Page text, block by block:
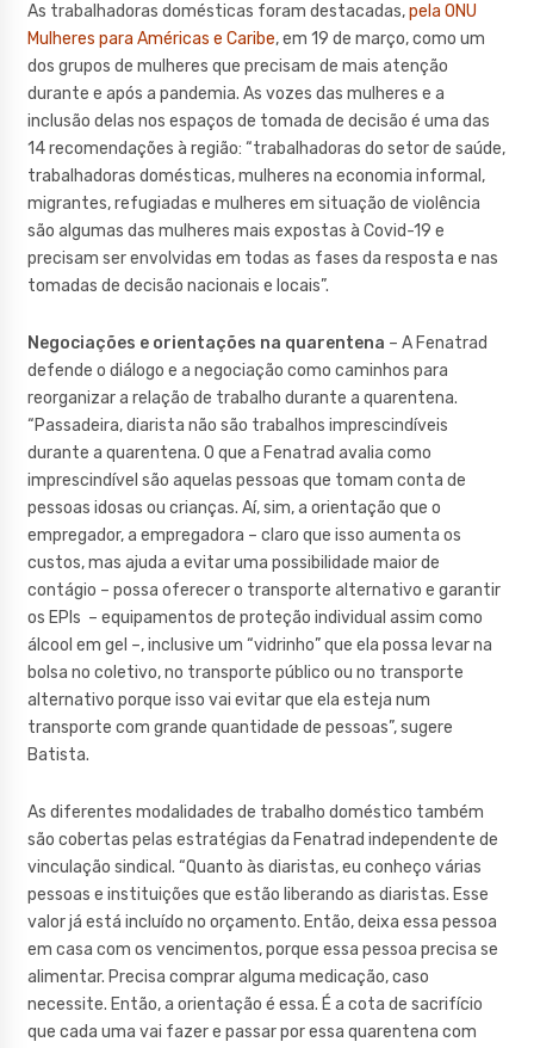
As trabalhadoras domésticas foram destacadas,pela ONU
Mulheres para Américas e Caribe, em 19 de março, como um
dos grupos de mulheres que precisam de mais atenção
durante e após a pandemia. As vozes das mulheres e a
inclusão delas nos espaços de tomada de decisão é uma das
14 recomendações à região: “trabalhadoras do setor de saúde,
trabalhadoras domésticas, mulheres na economia informal,
migrantes, refugiadas e mulheres em situação de violência
são algumas das mulheres mais expostas à Covid-19 e
precisam ser envolvidas em todas as fases da resposta e nas
tomadas de decisão nacionais e locais”.
Negociações e orientações na quarentena – A Fenatrad
defende o diálogo e a negociação como caminhos para
reorganizar a relação de trabalho durante a quarentena.
“Passadeira, diarista não são trabalhos imprescindíveis
durante a quarentena. O que a Fenatrad avalia como
imprescindível são aquelas pessoas que tomam conta de
pessoas idosas ou crianças. Aí, sim, a orientação que o
empregador, a empregadora – claro que isso aumenta os
custos, mas ajuda a evitar uma possibilidade maior de
contágio – possa oferecer o transporte alternativo e garantir
os EPIs – equipamentos de proteção individual assim como
álcool em gel –, inclusive um “vidrinho” que ela possa levar na
bolsa no coletivo, no transporte público ou no transporte
alternativo porque isso vai evitar que ela esteja num
transporte com grande quantidade de pessoas”, sugere
Batista.
As diferentes modalidades de trabalho doméstico também
são cobertas pelas estratégias da Fenatrad independente de
vinculação sindical. “Quanto às diaristas, eu conheço várias
pessoas e instituições que estão liberando as diaristas. Esse
valor já está incluído no orçamento. Então, deixa essa pessoa
em casa com os vencimentos, porque essa pessoa precisa se
alimentar. Precisa comprar alguma medicação, caso
necessite. Então, a orientação é essa. É a cota de sacrifício
que cada uma vai fazer e passar por essa quarentena com